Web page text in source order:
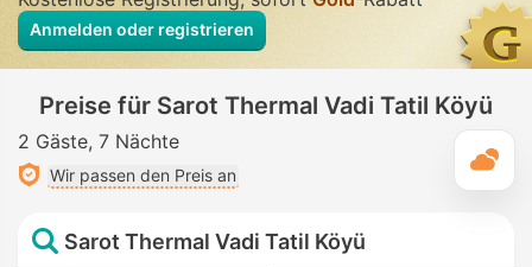
Anmelden oder registrieren
Preise für Sarot Thermal Vadi Tatil Köyü
2 Gäste 7 Nächte
Wir passen den Preis an
Sarot Thermal Vadi Tatil Köyü